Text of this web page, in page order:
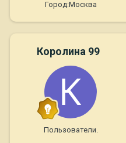
Город:Москва
Королина 99
Пользователи.